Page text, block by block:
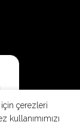
çerezleri
kullanımımızı